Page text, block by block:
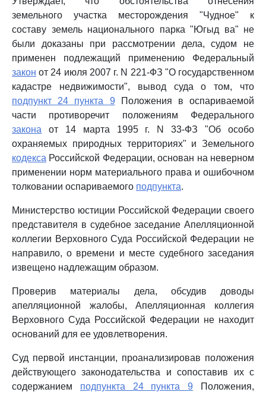
земельного участка месторождения "Чудное" к
составу земель национального парка "Югыд ва" не
были доказаны при рассмотрении дела, судом не
применен подлежащий применению Федеральный
закон от 24 июля 2007 г. N 221-ФЗ "О государственном
кадастре недвижимости", вывод суда о том, что
подпункт 24 пункта 9 Положения в оспариваемой
части противоречит положениям Федерального
закона от 14 марта 1995 г. N 33-ФЗ "Об особо
охраняемых природных территориях" и Земельного
кодекса Российской Федерации, основан на неверном
применении норм материального права и ошибочном
толковании оспариваемого подпункта.
Министерство юстиции Российской Федерации своего
представителя в судебное заседание Апелляционной
коллегии Верховного Суда Российской Федерации не
направило, о времени и месте судебного заседания
извещено надлежащим образом.
Проверив материалы дела, обсудив доводы
апелляционной жалобы, Апелляционная коллегия
Верховного Суда Российской Федерации не находит
оснований для ее удовлетворения.
Суд первой инстанции, проанализировав положения
действующего законодательства и сопоставив их с
содержанием подпункта 24 пункта 9 Положения,